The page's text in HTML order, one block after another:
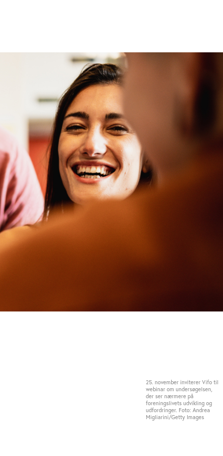
25. november inviterer Vifo til
webinar om undersøgelsen,
der ser nærmere på
foreningslivets udvikling og
udfordringer. Foto: Andrea
Migliarini/Getty Images